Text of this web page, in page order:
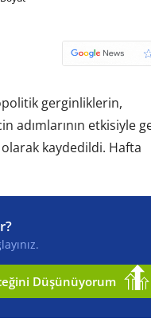
gerginliklerin,
adımlarının etkisiyle
kaydedildi. Hafta
Düşünüyorum